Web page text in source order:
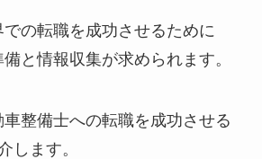
の転職を成功させるために
と情報収集が求められます。
整備士への転職を成功させる
します。